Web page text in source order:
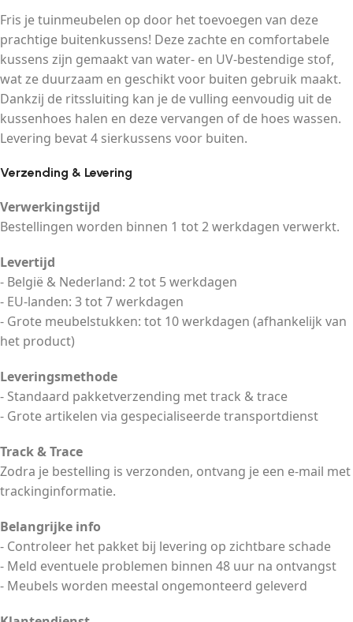
Fris je tuinmeubelen op door het toevoegen van deze
prachtige buitenkussens! Deze zachte en comfortabele
kussens zijn gemaakt van water- en UV-bestendige stof,
wat ze duurzaam en geschikt voor buiten gebruik maakt.
Dankzij de ritssluiting kan je de vulling eenvoudig uit de
kussenhoes halen en deze vervangen of de hoes wassen.
Levering bevat 4 sierkussens voor buiten.
Verzending & Levering
Verwerkingstijd
Bestellingen worden binnen 1 tot 2 werkdagen verwerkt.
Levertijd
- België & Nederland: 2 tot 5 werkdagen
- EU-landen: 3 tot 7 werkdagen
- Grote meubelstukken: tot 10 werkdagen (afhankelijk van
het product)
Leveringsmethode
- Standaard pakketverzending met track & trace
- Grote artikelen via gespecialiseerde transportdienst
Track & Trace
Zodra je bestelling is verzonden, ontvang je een e-mail met
trackinginformatie.
Belangrijke info
- Controleer het pakket bij levering op zichtbare schade
- Meld eventuele problemen binnen 48 uur na ontvangst
- Meubels worden meestal ongemonteerd geleverd